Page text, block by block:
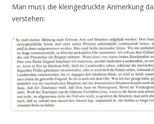
Man muss die kleingedruckte Anmerkung
verstehen: